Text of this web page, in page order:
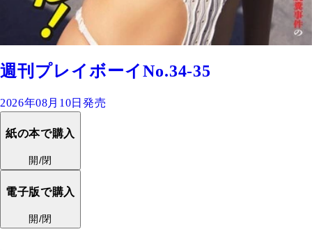
週刊プレイボーイNo.34-35
2026年08月10日発売
紙の本で購入
開/閉
電子版で購入
開/閉